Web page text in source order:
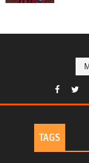
TAGS